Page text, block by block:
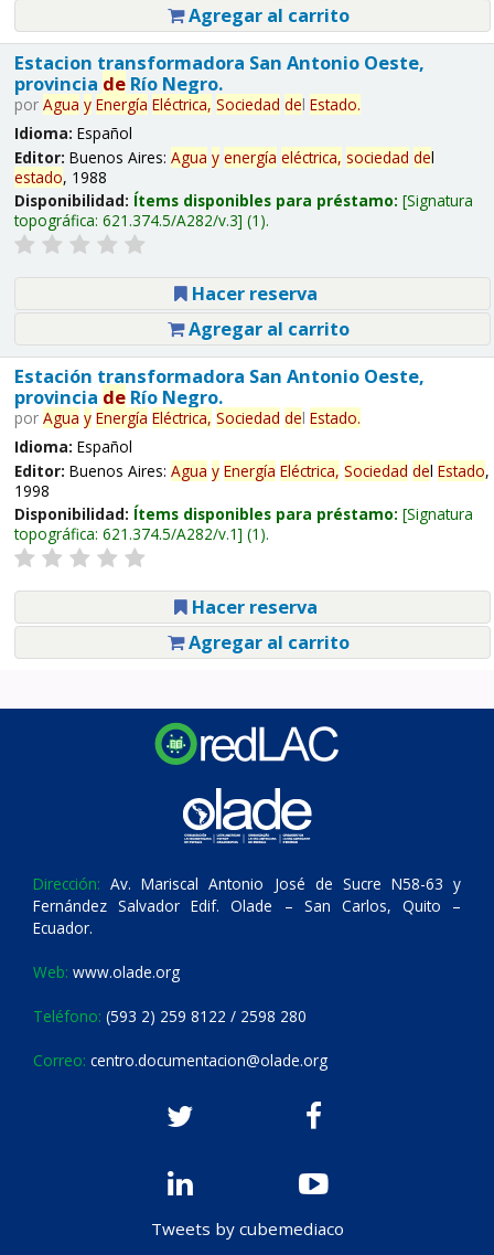
Agregar al carrito
Estacion transformadora San Antonio Oeste,
provincia deRío Negro.
por Agua y Energía Eléctrica, Sociedad del Estado.
Idioma: Español
Editor: Buenos Aires: Agua y energía eléctrica, sociedad del
estado, 1988
Disponibilidad: Ítems disponibles para préstamo: Signatura
topográfica: 621.374.5/A282/v.3 (1).
Hacer reserva
Agregar al carrito
Estación transformadora San Antonio Oeste,
provincia deRío Negro.
por Agua y Energía Eléctrica, Sociedad del Estado.
Idioma: Español
Editor: Buenos Aires: Agua y Energía Eléctrica, Sociedad del Estado,
1998
Disponibilidad: Ítems disponibles para préstamo: Signatura
topográfica: 621.374.5/A282/v.1 (1).
Hacer reserva
Agregar al carrito
Dirección: Av. Mariscal Antonio José de Sucre N58-63 y
Fernández Salvador Edif. Olade – San Carlos, Quito –
Ecuador.
Web: www.olade.org
Teléfono: (593 2) 259 8122 / 2598 280
Correo: centro.documentacion@olade.org
Tweets by cubemediaco